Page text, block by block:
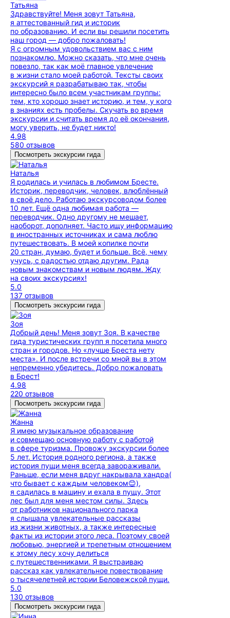
Татьяна
Здравствуйте! Меня зовут Татьяна,
я аттестованный гид и историк
по образованию. И если вы решили посетить
наш город — добро пожаловать!
Я с огромным удовольствием вас с ним
познакомлю. Можно сказать, что мне очень
повезло, так как моё главное увлечение
в жизни стало моей работой. Тексты своих
экскурсий я разрабатываю так, чтобы
интересно было всем участникам группы:
тем, кто хорошо знает историю, и тем, у кого
в знаниях есть пробелы. Скучать во время
экскурсии и считать время до её окончания,
могу уверить, не будет никто!
4.98
580 отзывов
Посмотреть экскурсии гида
Наталья
Я родилась и училась в любимом Бресте.
Историк, переводчик, человек, влюблённый
в своё дело. Работаю экскурсоводом более
10 лет. Ещё одна любимая работа —
переводчик. Одно другому не мешает,
наоборот, дополняет. Часто ищу информацию
в иностранных источниках и сама люблю
путешествовать. В моей копилке почти
20 стран, думаю, будет и больше. Всё, чему
учусь, с радостью отдаю другим. Рада
новым знакомствам и новым людям. Жду
на своих экскурсиях!
5.0
137 отзывов
Посмотреть экскурсии гида
Зоя
Добрый день! Меня зовут Зоя. В качестве
гида туристических групп я посетила много
стран и городов. Но «лучше Бреста нету
места». И после встречи со мной вы в этом
непременно убедитесь. Добро пожаловать
в Брест!
4.98
220 отзывов
Посмотреть экскурсии гида
Жанна
Я имею музыкальное образование
и совмещаю основную работу с работой
в сфере туризма. Провожу экскурсии более
5 лет. История родного региона, а также
история пущи меня всегда завораживали.
Раньше, если меня вдруг накрывала хандра(
что бывает с каждым человеком😊),
я садилась в машину и ехала в пущу. Этот
лес был для меня местом силы. Здесь
от работников национального парка
я слышала увлекательные рассказы
из жизни животных, а также интересные
факты из истории этого леса. Поэтому своей
любовью, энергией и трепетным отношением
к этому лесу хочу делиться
с путешественниками. Я выстраиваю
рассказ как увлекательное повествование
о тысячелетней истории Беловежской пущи.
5.0
130 отзывов
Посмотреть экскурсии гида